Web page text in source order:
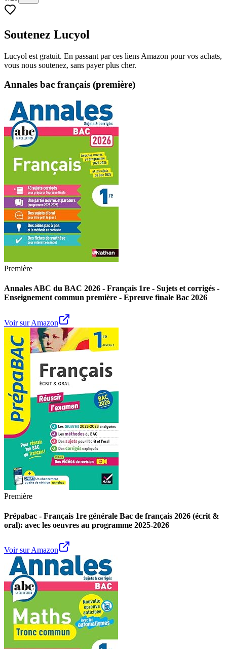
Soutenez Lucyol
Lucyol est gratuit. En passant par ces liens Amazon pour vos achats,
vous nous soutenez, sans payer plus cher.
Annales bac français (première)
Première
Annales ABC du BAC 2026 - Français 1re - Sujets et corrigés -
Enseignement commun première - Epreuve finale Bac 2026
Voir sur Amazon
Première
Prépabac - Français 1re générale Bac de français 2026 (écrit &
oral): avec les oeuvres au programme 2025-2026
Voir sur Amazon